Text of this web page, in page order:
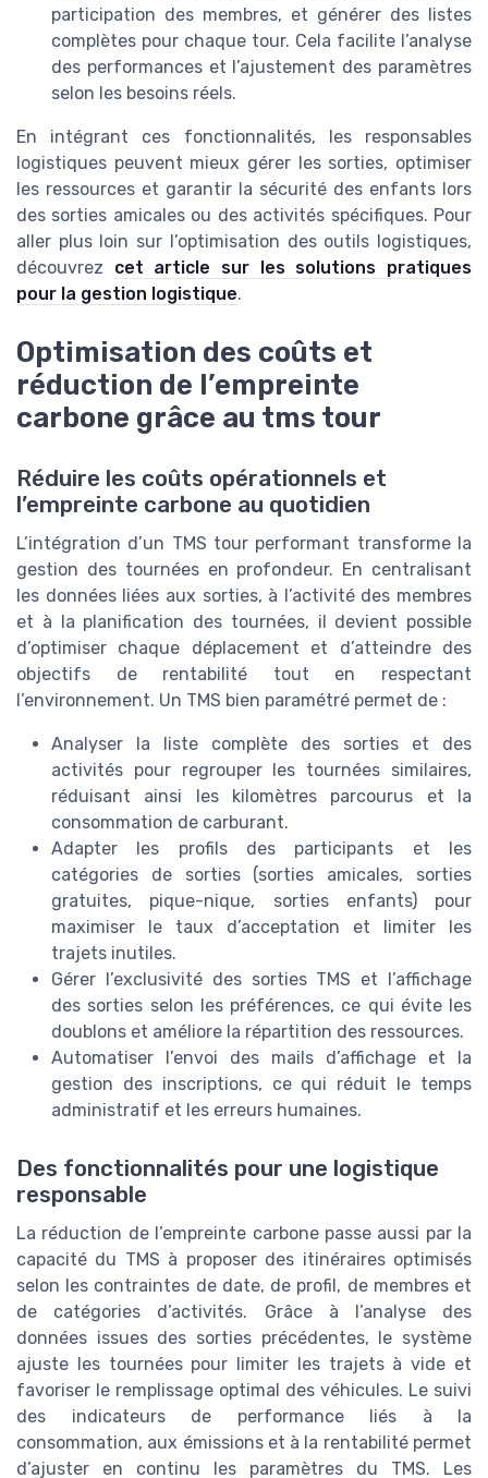
participation des membres, et générer des listes
complètes pour chaque tour. Cela facilite l’analyse
des performances et l’ajustement des paramètres
selon les besoins réels.
En intégrant ces fonctionnalités, les responsables
logistiques peuvent mieux gérer les sorties, optimiser
les ressources et garantir la sécurité des enfants lors
des sorties amicales ou des activités spécifiques. Pour
aller plus loin sur l’optimisation des outils logistiques,
découvrez cet article sur les solutions pratiques
pour la gestion logistique.
Optimisation des coûts et
réduction de l’empreinte
carbone grâce au tms tour
Réduire les coûts opérationnels et
l’empreinte carbone au quotidien
L’intégration d’un TMS tour performant transforme la
gestion des tournées en profondeur. En centralisant
les données liées aux sorties, à l’activité des membres
et à la planification des tournées, il devient possible
d’optimiser chaque déplacement et d’atteindre des
objectifs de rentabilité tout en respectant
l’environnement. Un TMS bien paramétré permet de :
Analyser la liste complète des sorties et des
activités pour regrouper les tournées similaires,
réduisant ainsi les kilomètres parcourus et la
consommation de carburant.
Adapter les profils des participants et les
catégories de sorties (sorties amicales, sorties
gratuites, pique-nique, sorties enfants) pour
maximiser le taux d’acceptation et limiter les
trajets inutiles.
Gérer l’exclusivité des sorties TMS et l’affichage
des sorties selon les préférences, ce qui évite les
doublons et améliore la répartition des ressources.
Automatiser l’envoi des mails d’affichage et la
gestion des inscriptions, ce qui réduit le temps
administratif et les erreurs humaines.
Des fonctionnalités pour une logistique
responsable
La réduction de l’empreinte carbone passe aussi par la
capacité du TMS à proposer des itinéraires optimisés
selon les contraintes de date, de profil, de membres et
de catégories d’activités. Grâce à l’analyse des
données issues des sorties précédentes, le système
ajuste les tournées pour limiter les trajets à vide et
favoriser le remplissage optimal des véhicules. Le suivi
des indicateurs de performance liés à la
consommation, aux émissions et à la rentabilité permet
d’ajuster en continu les paramètres du TMS. Les